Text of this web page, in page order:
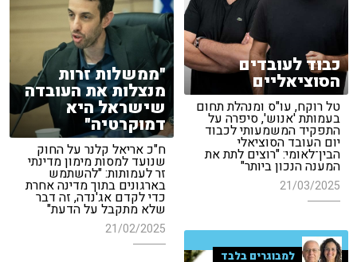
כבוד לעובדים
הסוציאליים
טל רוקח, עו"ס ומנהלת תחום
בעמותת 'אנוש', סיפרה על
התפקיד המשמעותי לכבוד
יום העובד הסוציאלי
הבין־לאומי: "רוצים לתת את
המענה הנכון ביותר"
21/03/2025
"ממשלות זרות
מנצלות את העובדה
שישראל היא
דמוקרטיה"
ח"כ אריאל קלנר על החוק
שנועד למסות מימון מדינתי
זר לעמותות: "להשתמש
בארגונים בתוך מדינה אחרת
כדי לקדם אג'נדה, זה דבר
שלא מתקבל על הדעת"
21/02/2025
למבוגרים בלבד